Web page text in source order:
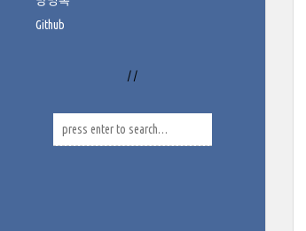
Github
/ /